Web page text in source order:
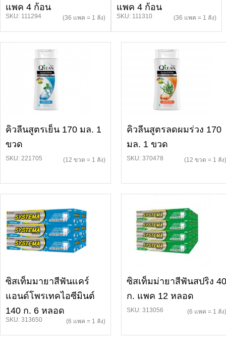
แพค 4 ก้อน
SKU: 111294 (36 แพค = 1 ลัง)
แพค 4 ก้อน
SKU: 111310 (36 แพค = 1 ลัง)
คิวลีนสูตรเย็น 170 มล. 1
ขวด
SKU: 221705 (12 ขวด = 1 ลัง)
คิวลีนสูตรลดผมร่วง 170
มล. 1 ขวด
SKU: 370478 (12 ขวด = 1 ลัง)
ซิสเท็มมายาสีฟันแคร์
แอนด์โพรเทคไอซีมินต์
140 ก. 6 หลอด
SKU: 313650 (6 แพค = 1 ลัง)
ซิสเท็มม่ายาสีฟันสปริง 40
ก. แพค 12 หลอด
SKU: 313056 (6 แพค = 1 ลัง)